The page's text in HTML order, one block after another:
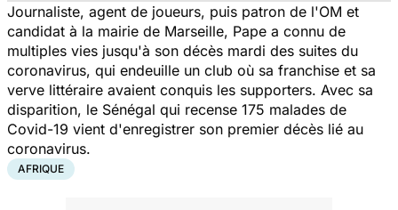
Journaliste, agent de joueurs, puis patron de l'OM et
candidat à la mairie de Marseille, Pape a connu de
multiples vies jusqu'à son décès mardi des suites du
coronavirus, qui endeuille un club où sa franchise et sa
verve littéraire avaient conquis les supporters. Avec sa
disparition, le Sénégal qui recense 175 malades de
Covid-19 vient d'enregistrer son premier décès lié au
coronavirus.
AFRIQUE